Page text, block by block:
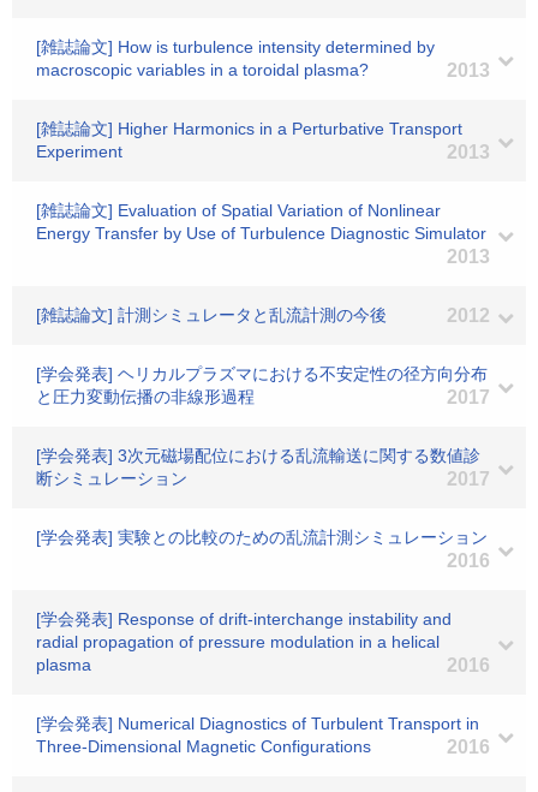
[雑誌論文] How is turbulence intensity determined by
macroscopic variables in a toroidal plasma?
2013
[雑誌論文] Higher Harmonics in a Perturbative Transport
Experiment
2013
[雑誌論文] Evaluation of Spatial Variation of Nonlinear
Energy Transfer by Use of Turbulence Diagnostic Simulator
2013
[雑誌論文] 計測シミュレータと乱流計測の今後 2012
[学会発表] ヘリカルプラズマにおける不安定性の径方向分布
と圧力変動伝播の非線形過程
2017
[学会発表] 3次元磁場配位における乱流輸送に関する数値診
断シミュレーション
2017
[学会発表] 実験との比較のための乱流計測シミュレーション
2016
[学会発表] Response of drift-interchange instability and
radial propagation of pressure modulation in a helical
plasma
2016
[学会発表] Numerical Diagnostics of Turbulent Transport in
Three-Dimensional Magnetic Configurations
2016